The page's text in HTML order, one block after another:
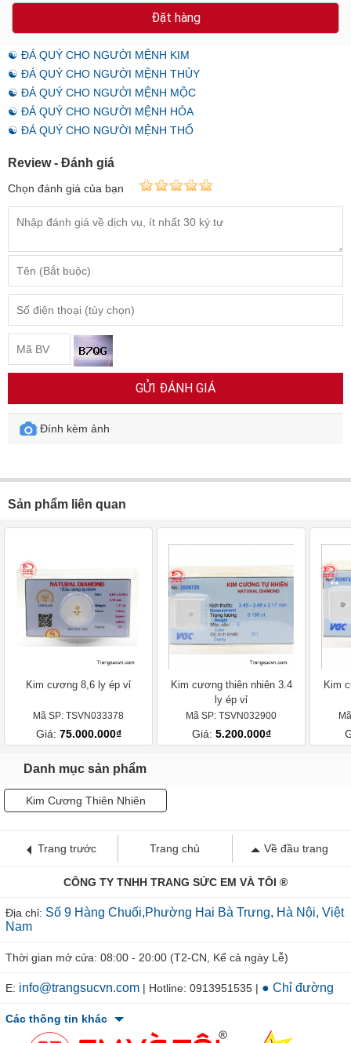
Đặt hàng
☯ ĐÁ QUÝ CHO NGƯỜI MỆNH KIM
☯ ĐÁ QUÝ CHO NGƯỜI MỆNH THỦY
☯ ĐÁ QUÝ CHO NGƯỜI MỆNH MỘC
☯ ĐÁ QUÝ CHO NGƯỜI MỆNH HỎA
☯ ĐÁ QUÝ CHO NGƯỜI MỆNH THỔ
Review - Đánh giá
Chọn đánh giá của bạn
GỬI ĐÁNH GIÁ
Đính kèm ảnh
Sản phẩm liên quan
Kim cương 8,6 ly ép vỉ
Mã SP: TSVN033378
Giá: 75.000.000₫
Kim cương thiên nhiên 3.4
ly ép vỉ
Mã SP: TSVN032900
Giá: 5.200.000₫
Kim
Danh mục sản phẩm
Kim Cương Thiên Nhiên
Trang trước Trang chủ Về đầu trang
CÔNG TY TNHH TRANG SỨC EM VÀ TÔI ®
Địa chỉ: Số 9 Hàng Chuối,Phường Hai Bà Trưng, Hà Nội, Việt
Nam
Thời gian mở cửa: 08:00 - 20:00 (T2-CN, Kể cả ngày Lễ)
E: info@trangsucvn.com | Hotline: 0913951535 | ● Chỉ đường
Các thông tin khác